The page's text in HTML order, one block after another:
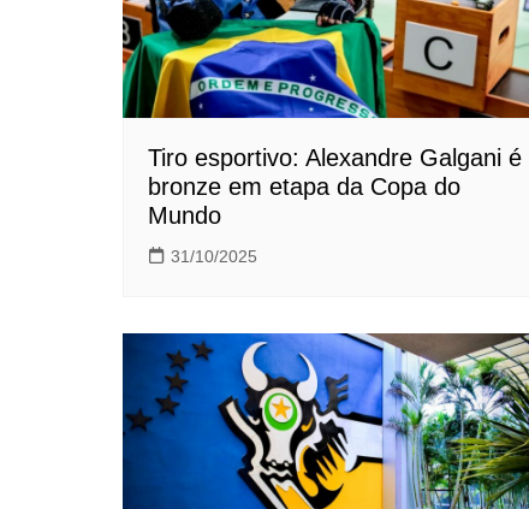
Tiro esportivo: Alexandre Galgani é
bronze em etapa da Copa do
Mundo
31/10/2025